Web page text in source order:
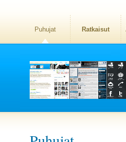
Puhujat Ratkaisut